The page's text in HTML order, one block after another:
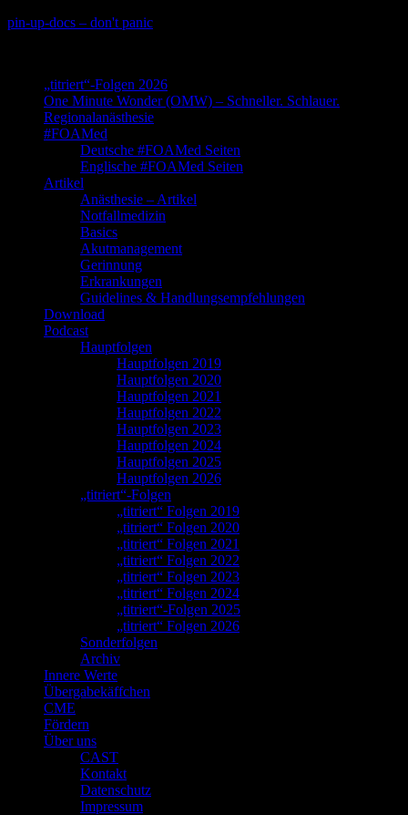
Skip
pin-up-docs – don't panic
„titriert“-Folgen 2026
One Minute Wonder (OMW) – Schneller. Schlauer.
Regionalanästhesie
#FOAMed
Deutsche #FOAMed Seiten
Englische #FOAMed Seiten
Artikel
Anästhesie – Artikel
Notfallmedizin
Basics
Akutmanagement
Gerinnung
Erkrankungen
Guidelines & Handlungsempfehlungen
Download
Podcast
Hauptfolgen
Hauptfolgen 2019
Hauptfolgen 2020
Hauptfolgen 2021
Hauptfolgen 2022
Hauptfolgen 2023
Hauptfolgen 2024
Hauptfolgen 2025
Hauptfolgen 2026
„titriert“-Folgen
„titriert“ Folgen 2019
„titriert“ Folgen 2020
„titriert“ Folgen 2021
„titriert“ Folgen 2022
„titriert“ Folgen 2023
„titriert“ Folgen 2024
„titriert“-Folgen 2025
„titriert“ Folgen 2026
Sonderfolgen
Archiv
Innere Werte
Übergabekäffchen
CME
Fördern
Über uns
CAST
Kontakt
Datenschutz
Impressum